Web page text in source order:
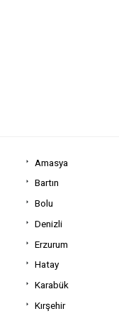
Amasya
Bartın
Bolu
Denizli
Erzurum
Hatay
Karabük
Kırşehir